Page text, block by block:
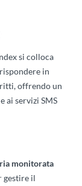
si colloca
in
offrendo un
ai servizi SMS
monitorata
gestire il